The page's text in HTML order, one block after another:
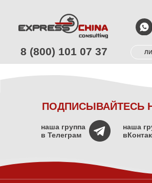
ЛИЧНЫЙ КАБИНЕТ
ПОДПИСЫВАЙТЕСЬ
наша группа
в Телеграм
наша